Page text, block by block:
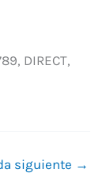
DIRECT,
siguiente →